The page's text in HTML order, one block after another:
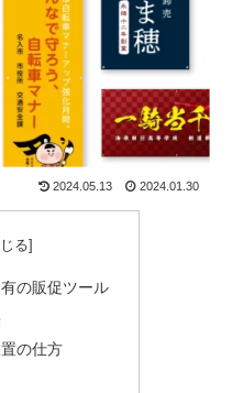
2024.05.13 2024.01.30
の販促ツール
の仕方